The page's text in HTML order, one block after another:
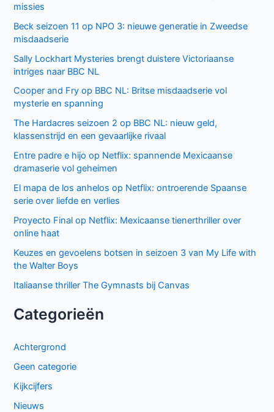
missies
Beck seizoen 11 op NPO 3: nieuwe generatie in Zweedse
misdaadserie
Sally Lockhart Mysteries brengt duistere Victoriaanse
intriges naar BBC NL
Cooper and Fry op BBC NL: Britse misdaadserie vol
mysterie en spanning
The Hardacres seizoen 2 op BBC NL: nieuw geld,
klassenstrijd en een gevaarlijke rivaal
Entre padre e hijo op Netflix: spannende Mexicaanse
dramaserie vol geheimen
El mapa de los anhelos op Netflix: ontroerende Spaanse
serie over liefde en verlies
Proyecto Final op Netflix: Mexicaanse tienerthriller over
online haat
Keuzes en gevoelens botsen in seizoen 3 van My Life with
the Walter Boys
Italiaanse thriller The Gymnasts bij Canvas
Categorieën
Achtergrond
Geen categorie
Kijkcijfers
Nieuws